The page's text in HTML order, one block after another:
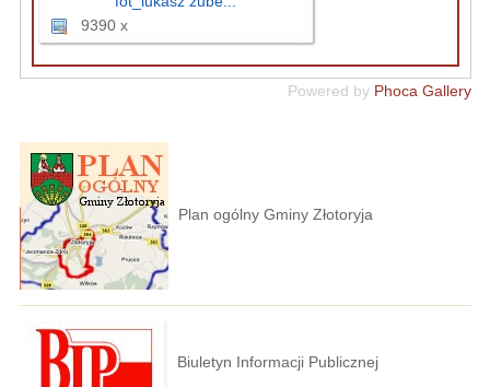
9390 x
Powered by Phoca Gallery
Plan ogólny Gminy Złotoryja
Biuletyn Informacji Publicznej